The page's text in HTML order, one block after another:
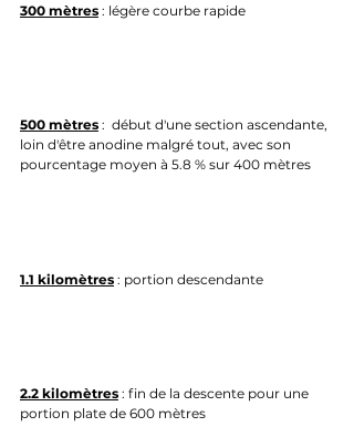
300 mètres : légère courbe rapide
500 mètres :  début d'une section ascendante,
loin d'être anodine malgré tout, avec son
pourcentage moyen à 5.8 % sur 400 mètres
1.1 kilomètres : portion descendante
2.2 kilomètres : fin de la descente pour une
portion plate de 600 mètres